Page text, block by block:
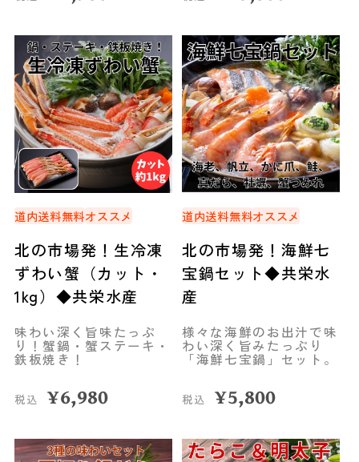
道内送料無料オススメ
北の市場発！生冷凍
ずわい蟹（カット・
1kg）◆共栄水産
味わい深く旨味たっぷ
り！蟹鍋・蟹ステーキ・
鉄板焼き！
税込 ¥6,980
道内送料無料オススメ
北の市場発！海鮮七
宝鍋セット◆共栄水
産
様々な海鮮のお出汁で味
わい深く旨みたっぷり
「海鮮七宝鍋」セット。
税込 ¥5,800